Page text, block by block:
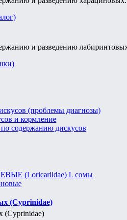
и разведению
(проблемы диагнозы)
и кормление
содержанию дискусов
(Loricariidae) L сомы
(Cyprinidae)
(Cyprinidae)